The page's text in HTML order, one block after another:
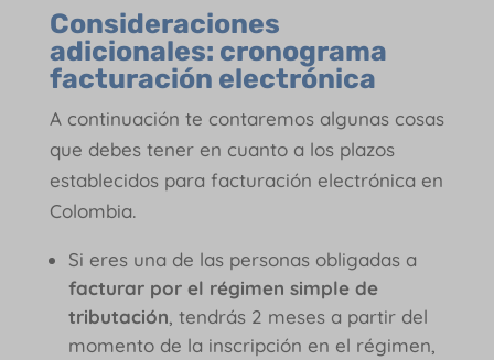
Consideraciones
adicionales: cronograma
facturación electrónica
A continuación te contaremos algunas cosas
que debes tener en cuanto a los plazos
establecidos para facturación electrónica en
Colombia.
Si eres una de las personas obligadas a
facturar por el régimen simple de
tributación, tendrás 2 meses a partir del
momento de la inscripción en el régimen,